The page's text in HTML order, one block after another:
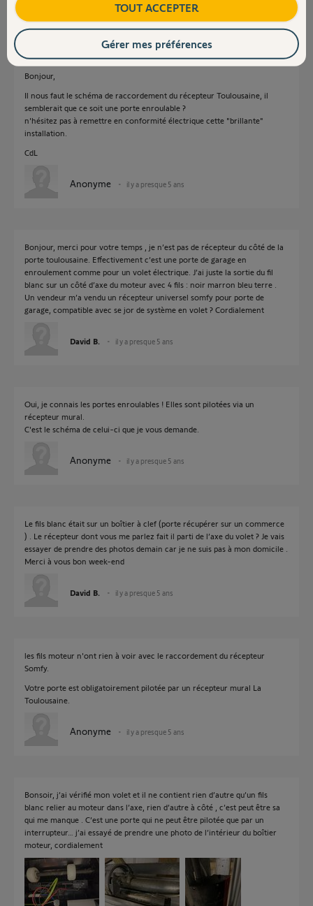
Réponses
Bonjour,
Il nous faut le schéma de raccordement du récepteur Toulousaine, il
semblerait que ce soit une porte enroulable ?
n'hésitez pas à remettre en conformité électrique cette "brillante"
installation.
CdL
Anonyme il y a presque 5 ans
Bonjour, merci pour votre temps , je n’est pas de récepteur du côté de la
porte toulousaine. Effectivement c’est une porte de garage en
enroulement comme pour un volet électrique. J’ai juste la sortie du fil
blanc sur un côté d’axe du moteur avec 4 fils : noir marron bleu terre .
Un vendeur m’a vendu un récepteur universel somfy pour porte de
garage, compatible avec se jor de système en volet ? Cordialement
David B. il y a presque 5 ans
Oui, je connais les portes enroulables ! Elles sont pilotées via un
récepteur mural.
C'est le schéma de celui-ci que je vous demande.
Anonyme il y a presque 5 ans
Le fils blanc était sur un boîtier à clef (porte récupérer sur un commerce
) . Le récepteur dont vous me parlez fait il parti de l’axe du volet ? Je vais
essayer de prendre des photos demain car je ne suis pas à mon domicile .
Merci à vous bon week-end
David B. il y a presque 5 ans
les fils moteur n'ont rien à voir avec le raccordement du récepteur
Somfy.
Votre porte est obligatoirement pilotée par un récepteur mural La
Toulousaine.
Anonyme il y a presque 5 ans
Bonsoir, j’ai vérifié mon volet et il ne contient rien d’autre qu’un fils
blanc relier au moteur dans l’axe, rien d’autre à côté , c’est peut être sa
qui me manque . C’est une porte qui ne peut être pilotée que par un
interrupteur… j’ai essayé de prendre une photo de l’intérieur du boîtier
moteur, cordialement
TOUT ACCEPTER
Gérer mes préférences